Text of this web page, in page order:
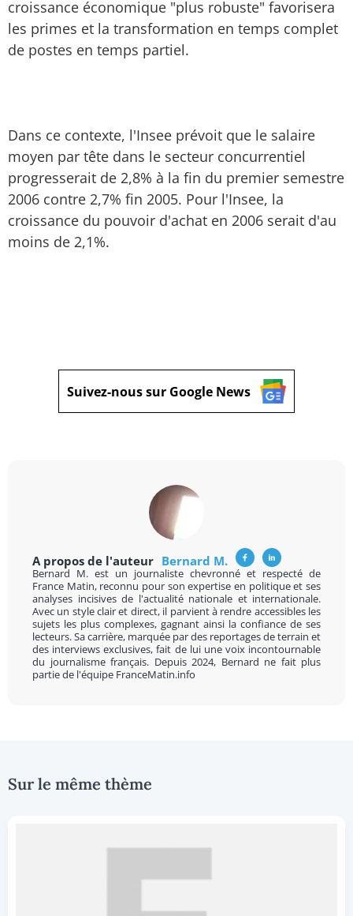
croissance économique "plus robuste" favorisera
les primes et la transformation en temps complet
de postes en temps partiel.
Dans ce contexte, l'Insee prévoit que le salaire
moyen par tête dans le secteur concurrentiel
progresserait de 2,8% à la fin du premier semestre
2006 contre 2,7% fin 2005. Pour l'Insee, la
croissance du pouvoir d'achat en 2006 serait d'au
moins de 2,1%.
Suivez-nous sur Google News
A propos de l'auteur Bernard M.
Bernard M. est un journaliste chevronné et respecté de
France Matin, reconnu pour son expertise en politique et ses
analyses incisives de l'actualité nationale et internationale.
Avec un style clair et direct, il parvient à rendre accessibles les
sujets les plus complexes, gagnant ainsi la confiance de ses
lecteurs. Sa carrière, marquée par des reportages de terrain et
des interviews exclusives, fait de lui une voix incontournable
du journalisme français. Depuis 2024, Bernard ne fait plus
partie de l'équipe FranceMatin.info
Sur le même thème